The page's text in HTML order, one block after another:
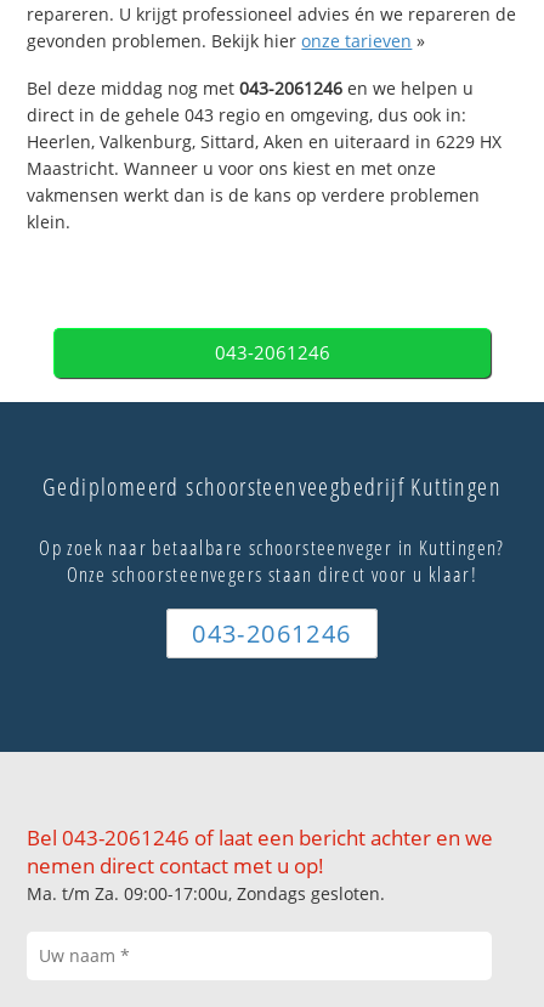
repareren. U krijgt professioneel advies én we repareren de
gevonden problemen. Bekijk hieronze tarieven »
Bel deze middag nog met043-2061246 en we helpen u
direct in de gehele 043 regio en omgeving, dus ook in:
Heerlen, Valkenburg, Sittard, Aken en uiteraard in 6229 HX
Maastricht. Wanneer u voor ons kiest en met onze
vakmensen werkt dan is de kans op verdere problemen
klein.
043-2061246
Gediplomeerd schoorsteenveegbedrijf Kuttingen
Op zoek naar betaalbare schoorsteenveger in Kuttingen?
Onze schoorsteenvegers staan direct voor u klaar!
043-2061246
Bel 043-2061246 of laat een bericht achter en we
nemen direct contact met u op!
Ma. t/m Za. 09:00-17:00u, Zondags gesloten.